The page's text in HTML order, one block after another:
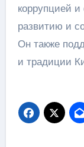
коррупцией
развитию и
Он также
и традиции